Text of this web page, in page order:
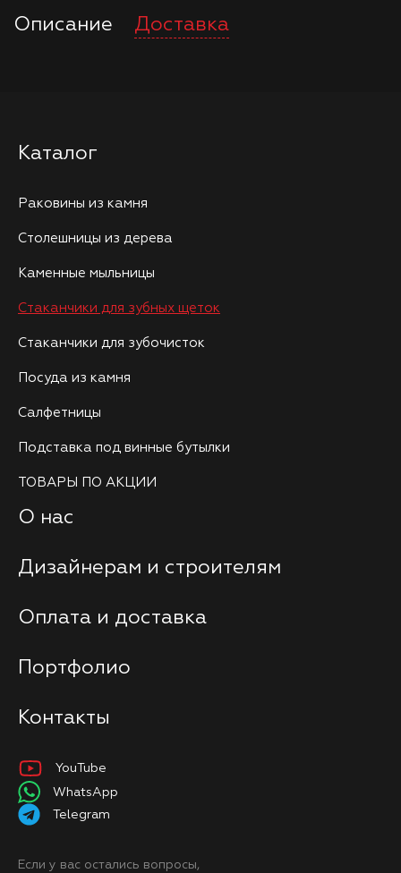
Описание Доставка
Каталог
Раковины из камня
Столешницы из дерева
Каменные мыльницы
Стаканчики для зубных щеток
Стаканчики для зубочисток
Посуда из камня
Салфетницы
Подставка под винные бутылки
ТОВАРЫ ПО АКЦИИ
О нас
Дизайнерам и строителям
Оплата и доставка
Портфолио
Контакты
YouTube
WhatsApp
Telegram
Если у вас остались вопросы,